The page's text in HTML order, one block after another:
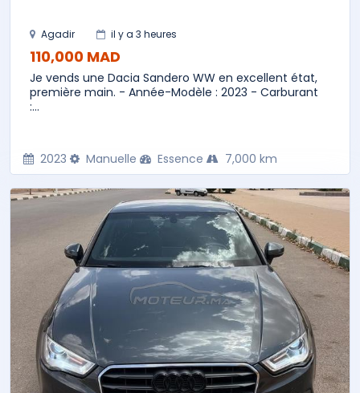
Agadir il y a 3 heures
110,000 MAD
Je vends une Dacia Sandero WW en excellent état,
première main. - Année-Modèle : 2023 - Carburant
:...
2023 Manuelle Essence 7,000 km